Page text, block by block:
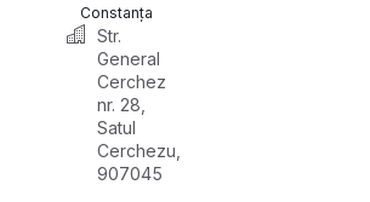
Constanța
Str.
General
Cerchez
nr. 28,
Satul
Cerchezu,
907045